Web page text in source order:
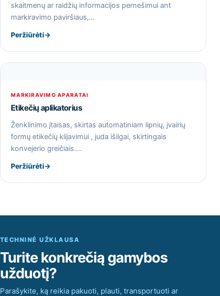
skaitmenų ar raidžių informacijos pernešimui ant
markiravimo paviršiaus,…
Peržiūrėti→
MARKIRAVIMO APARATAI
Etikečių aplikatorius
Ženklinimo įtaisas, skirtas automatiniam lipnių, įvairių
formų etikečių klijavimui , juda išilgai, skirtingais
konvejerio greičiais.…
Peržiūrėti→
TECHNINĖ UŽKLAUSA
Turite konkrečią gamybos
užduotį?
Parašykite, ką reikia pakuoti, plauti, transportuoti ar